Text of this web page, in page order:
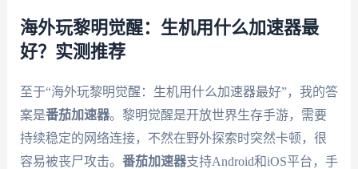
海外玩黎明觉醒：生机用什么加速器最
好？实测推荐
至于“海外玩黎明觉醒：生机用什么加速器最好”，我的答
案是番茄加速器。黎明觉醒是开放世界生存手游，需要
持续稳定的网络连接，不然在野外探索时突然卡顿，很
容易被丧尸攻击。 番茄加速器支持Android和iOS平台，手